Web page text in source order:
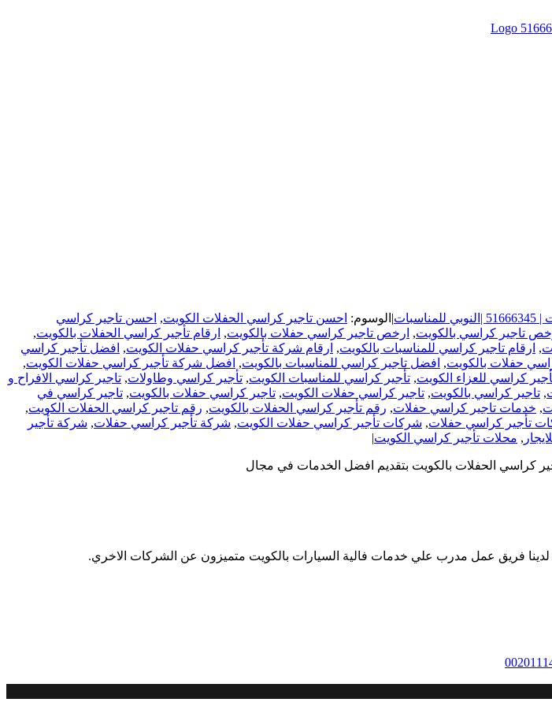
| الوسوم: احسن تاجير كراسي الحفلات الكويت, احسن تاجير كراسي
تاجير كراسي بالكويت, ارخص تاجير كراسي حفلات بالكويت, ارقام تأجير كراسي الحفلات بالكويت,
, ارقام تاجير كراسي للمناسبات بالكويت, ارقام شركة تأجير كراسي حفلات الكويت, افضل تأجير كراسي
حفلات بالكويت, افضل تاجير كراسي للمناسبات بالكويت, افضل شركة تأجير كراسي حفلات الكويت,
كراسي للعزاء الكويت, تأجير كراسي للمناسبات الكويت, تأجير كراسي وطاولات, تاجير كراسي الافراح و
, تاجير كراسي بالكويت, تاجير كراسي حفلات الكويت, تاجير كراسي حفلات بالكويت, تاجير كراسي في
, خدمات تاجير كراسي حفلات, رقم تأجير كراسي الحفلات بالكويت, رقم تاجير كراسي الحفلات الكويت,
تأجير كراسي حفلات, شركات تأجير كراسي حفلات الكويت, شركة تأجير كراسي حفلات, شركة تأجير
, محلات تأجير كراسي الكويت|
لدينا فريق عمل مدرب علي خدمات فالية السيارات بالكويت متميزون عن الشركات الاخري.